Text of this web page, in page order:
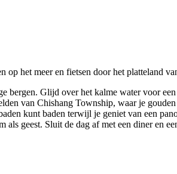
Glijd over het kalme water voor
van Chishang Township, waar je
kunt baden terwijl je geniet van een
geest. Sluit de dag af met een diner en